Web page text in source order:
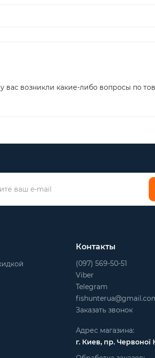
возникли какие-либо вопросы по
Контакты
(097) 569-50-51
Viber
Telegram
Заказать звонок
Адрес магазина:
г. Киев, пр. Червоної